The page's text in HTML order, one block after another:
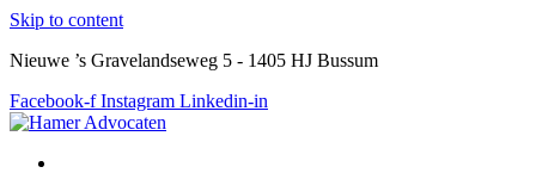
Skip to content
Nieuwe ’s Gravelandseweg 5 - 1405 HJ Bussum
Facebook-f Instagram Linkedin-in